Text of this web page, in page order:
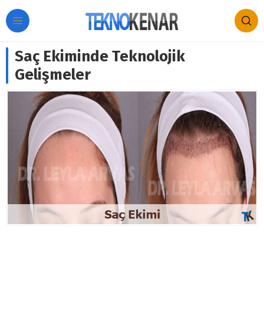
Saç Ekiminde Teknolojik
Gelişmeler